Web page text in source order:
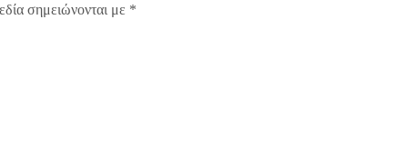
σημειώνονται με *